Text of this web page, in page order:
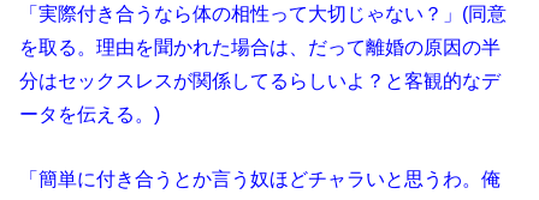
「実際付き合うなら体の相性って大切じゃない？」(同意
を取る。理由を聞かれた場合は、だって離婚の原因の半
分はセックスレスが関係してるらしいよ？と客観的なデ
ータを伝える。)
「簡単に付き合うとか言う奴ほどチャラいと思うわ。俺